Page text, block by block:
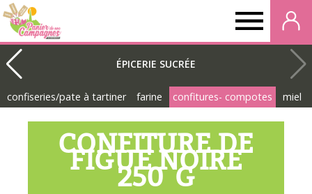
nos
campagnes
ÉPICERIE SUCRÉE
confiseries/pate à tartiner farine confitures- compotes miel
CONFITURE DE
FIGUE NOIRE
250 G